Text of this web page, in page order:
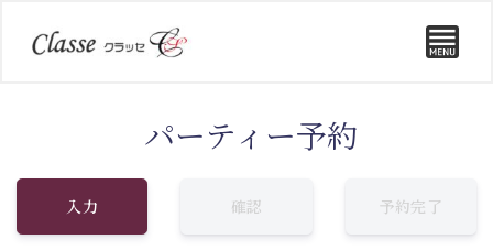
パーティー予約
入力 確認 予約完了